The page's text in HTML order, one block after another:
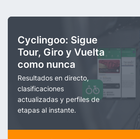
Cyclingoo: Sigue
Tour, Giro y Vuelta
como nunca
Resultados en directo,
clasificaciones
actualizadas y perfiles de
etapas al instante.